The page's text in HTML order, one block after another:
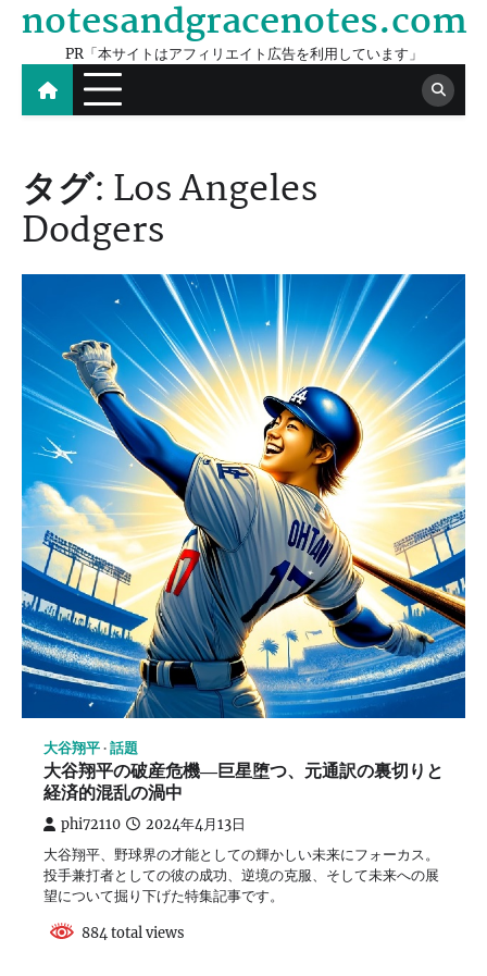
Skip
content
notesandgracenotes.com
PR「本サイトはアフィリエイト広告を利用しています」
タグ: Los Angeles
Dodgers
大谷翔平 話題
大谷翔平の破産危機―巨星堕つ、元通訳の裏切りと
経済的混乱の渦中
phi72110 2024年4月13日
大谷翔平、野球界の才能としての輝かしい未来にフォーカス。
投手兼打者としての彼の成功、逆境の克服、そして未来への展
望について掘り下げた特集記事です。
884 total views